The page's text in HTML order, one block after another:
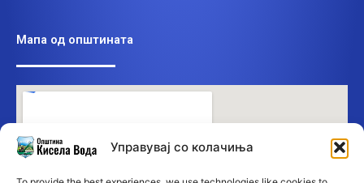
Управувај со колачиња
Мапа од општината